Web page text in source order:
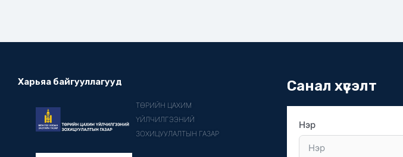
Харьяа байгууллагууд
ТӨРИЙН ЦАХИМ
ҮЙЛЧИЛГЭЭНИЙ
ЗОХИЦУУЛАЛТЫН ГАЗАР
Санал хүсэлт
Нэр